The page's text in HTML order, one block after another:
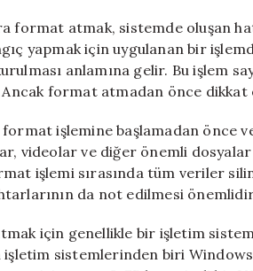
format atmak, sistemde oluşan
yapmak için uygulanan bir
anlamına gelir. Bu işlem
Ancak format atmadan önce
işlemine başlamadan önce
videolar ve diğer önemli dosyalar
işlemi sırasında tüm veriler
da not edilmesi
için genellikle bir işletim
işletim sistemlerinden biri